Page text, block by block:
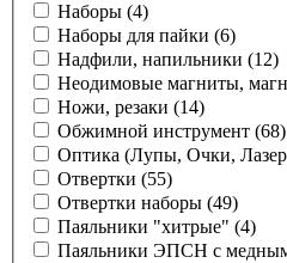
Наборы (4)
Наборы для пайки (6)
Надфили, напильники (12)
Неодимовые магниты,
Ножи, резаки (14)
Обжимной инструмент (68)
Оптика (Лупы, Очки,
Отвертки (55)
Отвертки наборы (49)
Паяльники "хитрые" (4)
Паяльники ЭПСН с